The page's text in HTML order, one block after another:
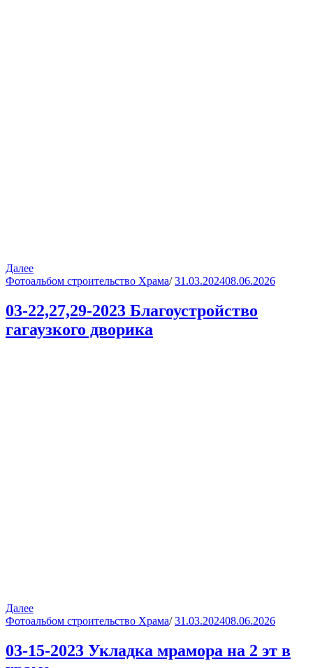
Далее
Фотоальбом строительство Храма/ 31.03.202408.06.2026
03-22,27,29-2023 Благоустройство
гагаузкого дворика
Далее
Фотоальбом строительство Храма/ 31.03.202408.06.2026
03-15-2023 Укладка мрамора на 2 эт в